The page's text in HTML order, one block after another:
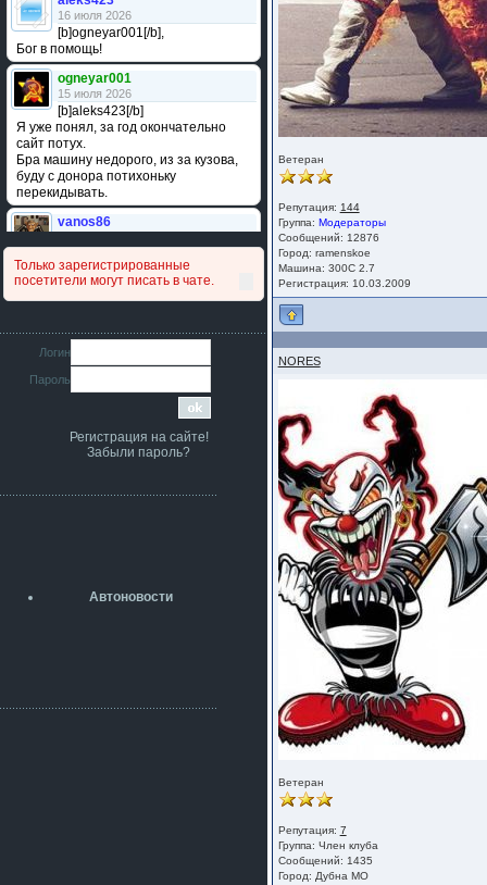
16 июля 2026
[b]ogneyar001[/b],
Бог в помощь!
ogneyar001
15 июля 2026
[b]aleks423[/b]
Я уже понял, за год окончательно
сайт потух.
Бра машину недорого, из за кузова,
буду с донора потихоньку
перекидывать.
vanos86
сравнивал подушку акпп бензиновой и
дизельной машины намера
4578063AG и 4578061AG? По фото
iMrCoffeeBLR4
11 июля 2026
[b]era124[/b],
Ага понял буду знать спасибо
era124
7 июля 2026
разболтовка 5х114.3 спокойно
А здесь уже кладбищенская тишина...
Только зарегистрированные
посетители могут писать в чате.
Логин
Пароль
Регистрация на сайте!
Забыли пароль?
Автоновости
Ветеран
Репутация: 144
Группа: Модераторы
Сообщений: 12876
Город: ramenskoe
Машина: 300C 2.7
Регистрация: 10.03.2009
NORES
Ветеран
Репутация: 7
Группа: Член клуба
Сообщений: 1435
Город: Дубна МО